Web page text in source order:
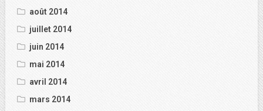
août 2014
juillet 2014
juin 2014
mai 2014
avril 2014
mars 2014